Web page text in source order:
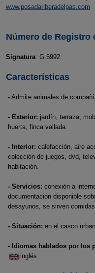
www.posadariberadelpas.com
Número de Registro
Signatura: G.5992
Características
- Admite animales de
- Exterior: jardín, terraza,
huerta, finca vallada.
- Interior: calefacción, aire
colección de juegos, dvd,
habitación.
- Servicios: conexión a
documentación disponible
desayunos, se sirven
- Situación: en el casco
- Idiomas hablados por los
inglés